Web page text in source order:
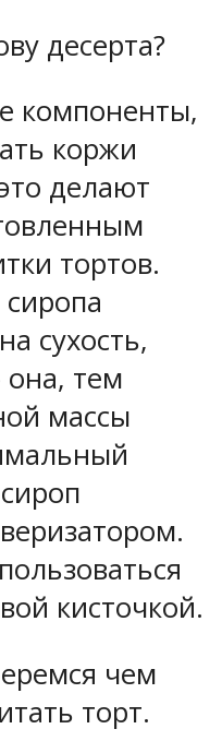
десерта?
компоненты,
коржи
делают
тортов.
сухость,
она, тем
массы
кисточкой.
чем
торт.